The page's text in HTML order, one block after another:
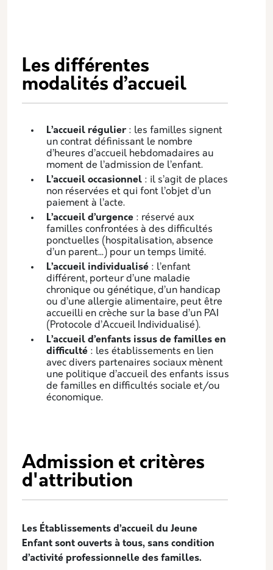
Les différentes
modalités d’accueil
L’accueil régulier: les familles signent
un contrat définissant le nombre
d’heures d’accueil hebdomadaires au
moment de l’admission de l’enfant.
L’accueil occasionnel : il s’agit de places
non réservées et qui font l’objet d’un
paiement à l’acte.
L’accueil d’urgence : réservé aux
familles confrontées à des difficultés
ponctuelles (hospitalisation, absence
d’un parent...) pour un temps limité.
L’accueil individualisé : l’enfant
différent, porteur d’une maladie
chronique ou génétique, d’un handicap
ou d’une allergie alimentaire, peut être
accueilli en crèche sur la base d’un PAI
(Protocole d’Accueil Individualisé).
L’accueil d’enfants issus de familles en
difficulté : les établissements en lien
avec divers partenaires sociaux mènent
une politique d’accueil des enfants issus
de familles en difficultés sociale et/ou
économique.
Admission et critères
d'attribution
Les Établissements d’accueil du Jeune
Enfant sont ouverts à tous, sans condition
d’activité professionnelle des familles.